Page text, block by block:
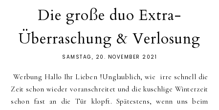
Die große duo Extra-
Überraschung & Verlosung
SAMSTAG, 20. NOVEMBER 2021
Werbung Hallo Ihr Lieben !Unglaublich, wie irre schnell die
Zeit schon wieder voranschreitet und die kuschlige Winterzeit
schon fast an die Tür klopft. Spätestens, wenn uns beim